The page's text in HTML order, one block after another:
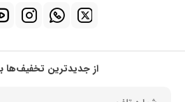
از جدیدترین تخفیف‌ها